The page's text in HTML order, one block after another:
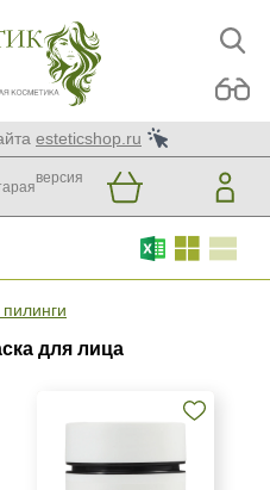
esteticshop.ru
версия
для лица